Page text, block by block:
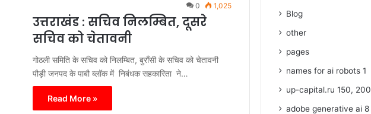
0
1,025
उत्तराखंड : सचिव निलम्बित, दूसरे
सचिव को चेतावनी
गोठली समिति के सचिव को निलम्बित, बुराँसी के सचिव को चेतावनी
पौड़ी जनपद के पाबौ ब्लॉक में निबंधक सहकारिता ने…
Read More »
Blog
other
pages
names for ai robots 1
up-capital.ru 150, 200
adobe generative ai 8